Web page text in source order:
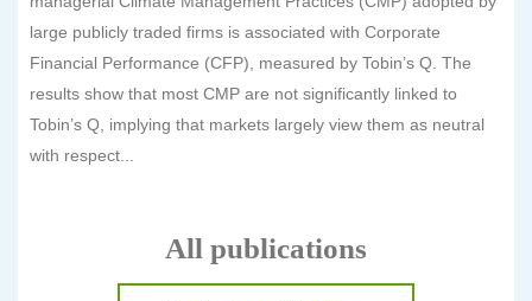
large publicly traded firms is associated with Corporate
Financial Performance (CFP), measured by Tobin’s Q. The
results show that most CMP are not significantly linked to
Tobin’s Q, implying that markets largely view them as neutral
with respect...
All publications